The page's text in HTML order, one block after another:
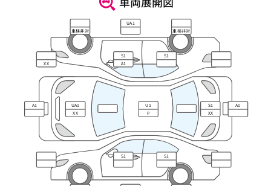
車検非対
応
UA1
車検非対
応
XX
S1
A1
S1
A1 UA1
XX
U1
P
S1
XX
A1
S1 S1